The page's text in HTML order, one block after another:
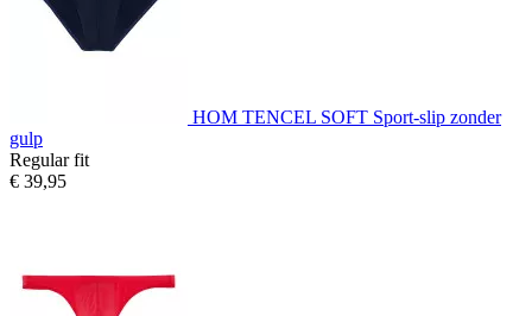
HOM TENCEL SOFT Sport-slip zonder
gulp
Regular fit
€ 39,95